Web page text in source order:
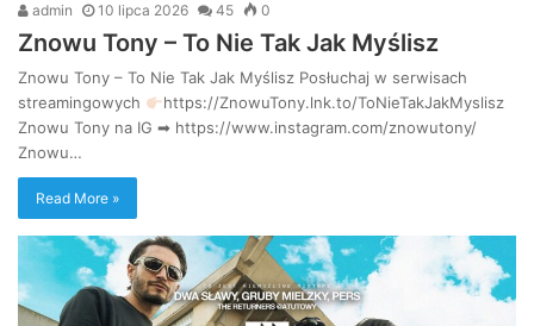
admin 10 lipca 2026 45 0
Znowu Tony – To Nie Tak Jak Myślisz
Znowu Tony – To Nie Tak Jak Myślisz Posłuchaj w serwisach
streamingowych
https://ZnowuTony.lnk.to/ToNieTakJakMyslisz
Znowu Tony na IG ➡ https://www.instagram.com/znowutony/
Znowu…
Read More »